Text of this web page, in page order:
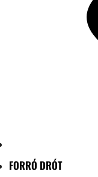
FORRÓ DRÓT